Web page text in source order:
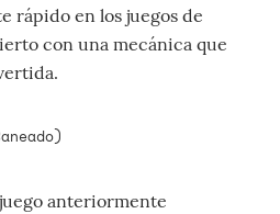
rápido en los juegos de
con una mecánica que
anteriormente